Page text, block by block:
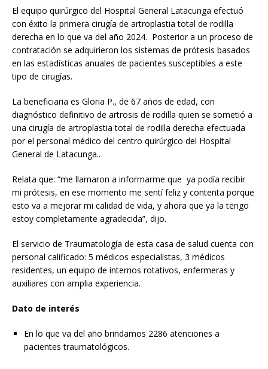
El equipo quirúrgico del Hospital General Latacunga efectuó
con éxito la primera cirugía de artroplastia total de rodilla
derecha en lo que va del año 2024. Posterior a un proceso de
contratación se adquirieron los sistemas de prótesis basados
en las estadísticas anuales de pacientes susceptibles a este
tipo de cirugías.
La beneficiaria es Gloria P., de 67 años de edad, con
diagnóstico definitivo de artrosis de rodilla quien se sometió a
una cirugía de artroplastia total de rodilla derecha efectuada
por el personal médico del centro quirúrgico del Hospital
General de Latacunga..
Relata que: “me llamaron a informarme que ya podía recibir
mi prótesis, en ese momento me sentí feliz y contenta porque
esto va a mejorar mi calidad de vida, y ahora que ya la tengo
estoy completamente agradecida”, dijo.
El servicio de Traumatología de esta casa de salud cuenta con
personal calificado: 5 médicos especialistas, 3 médicos
residentes, un equipo de internos rotativos, enfermeras y
auxiliares con amplia experiencia.
Dato de interés
En lo que va del año brindamos 2286 atenciones a
pacientes traumatológicos.